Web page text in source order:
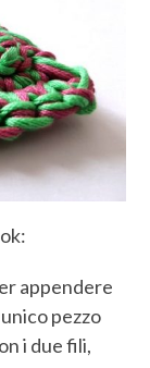
appendere
pezzo
i due fili,